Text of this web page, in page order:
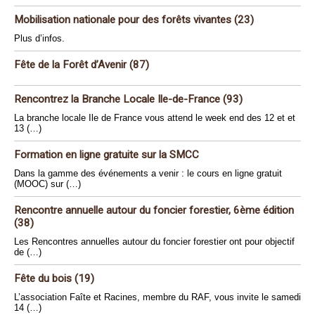
Mobilisation nationale pour des forêts vivantes (23)
Plus d’infos.
Fête de la Forêt d’Avenir (87)
Rencontrez la Branche Locale Ile-de-France (93)
La branche locale Ile de France vous attend le week end des 12 et et
13 (…)
Formation en ligne gratuite sur la SMCC
Dans la gamme des événements a venir : le cours en ligne gratuit
(MOOC) sur (…)
Rencontre annuelle autour du foncier forestier, 6ème édition
(38)
Les Rencontres annuelles autour du foncier forestier ont pour objectif
de (…)
Fête du bois (19)
L’association Faîte et Racines, membre du RAF, vous invite le samedi
14 (…)